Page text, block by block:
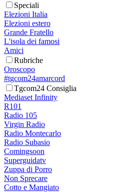
Speciali
Elezioni Italia
Elezioni estero
Grande Fratello
L'isola dei famosi
Amici
Rubriche
Oroscopo
#tgcom24amarcord
Tgcom24 Consiglia
Mediaset Infinity
R101
Radio 105
Virgin Radio
Radio Montecarlo
Radio Subasio
Comingsoon
Superguidatv
Zuppa di Porro
Non Sprecare
Cotto e Mangiato